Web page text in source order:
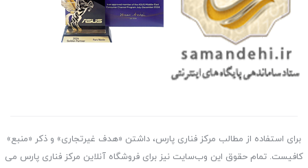
برای استفاده از مطالب مرکز فناری پارس، داشتن «هدف غیرتجاری» و ذکر «منبع»
کافیست. تمام حقوق اين وب‌سايت نیز برای فروشگاه آنلاین مرکز فناری پارس می